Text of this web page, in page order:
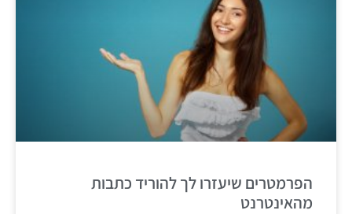
הפרמטרים שיעזרו לך להוריד כתבות
מהאינטרנט